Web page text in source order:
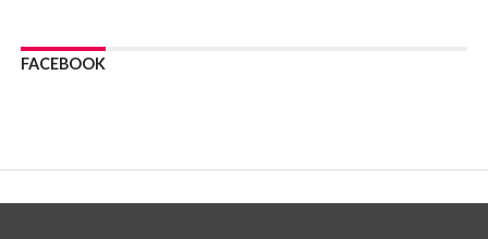
06 sierpnia 2026
LIPNICA MUROWANA. Oddaj krew, pomóż potrzebującym!
FACEBOOK